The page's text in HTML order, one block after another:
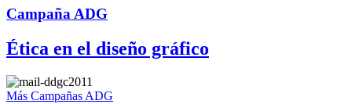
Campaña ADG
Ética en el diseño gráfico
Más Campañas ADG